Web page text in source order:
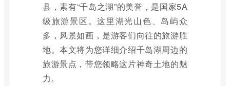
县，素有“千岛之湖”的美誉，是国家5A
级旅游景区。这里湖光山色、岛屿众
多，风景如画，是游客们向往的旅游胜
地。本文将为您详细介绍千岛湖周边的
旅游景点，带您领略这片神奇土地的魅
力。